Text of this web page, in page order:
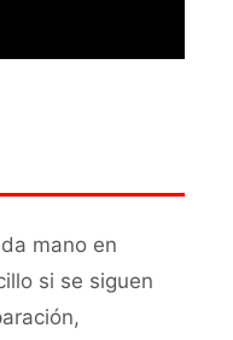
mano en
si se siguen